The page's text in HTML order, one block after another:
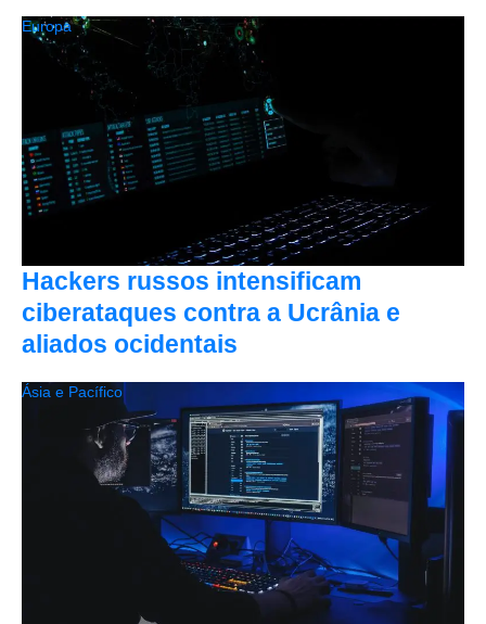
Hackers russos intensificam
ciberataques contra a Ucrânia e
aliados ocidentais
Europa
Ásia e Pacífico